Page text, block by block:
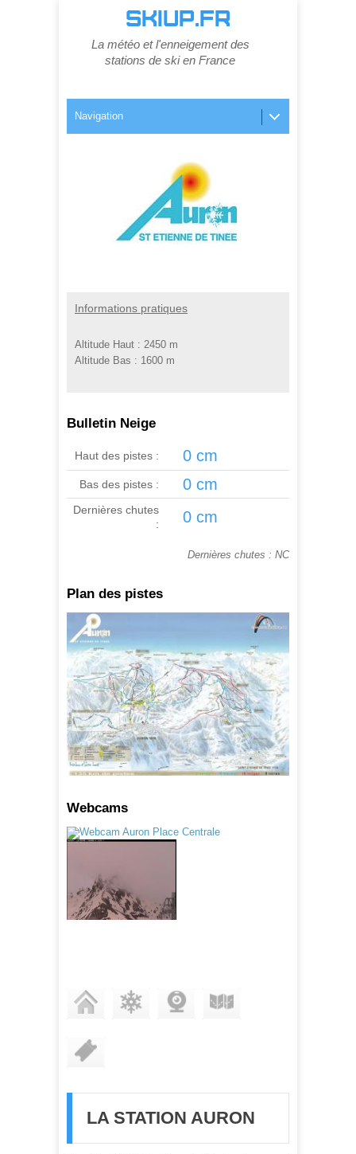
SKIUP.FR
La météo et l'enneigement des
stations de ski en France
Navigation
Informations pratiques
Altitude Haut : 2450 m
Altitude Bas : 1600 m
Bulletin Neige
Haut des pistes : 0 cm
Bas des pistes : 0 cm
Dernières chutes
:
0 cm
Dernières chutes : NC
Plan des pistes
Webcams
LA STATION AURON